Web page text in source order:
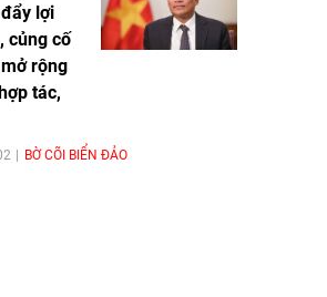
lợi
củng cố
rộng
tác,
BỜ CÕI BIỂN ĐẢO